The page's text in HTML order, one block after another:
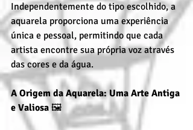
Independentemente do tipo escolhido, a
aquarela proporciona uma experiência
única e pessoal, permitindo que cada
artista encontre sua própria voz através
das cores e da água.
A Origem da Aquarela: Uma Arte Antiga
e Valiosa 🖼️